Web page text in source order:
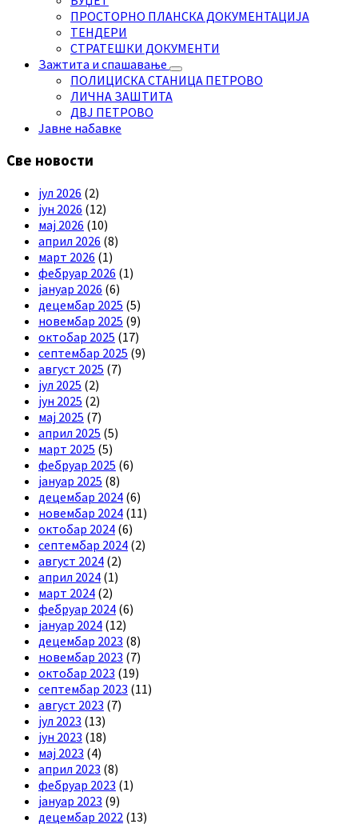
ПРОСТОРНО ПЛАНСКА ДОКУМЕНТАЦИЈА
ТЕНДЕРИ
СТРАТЕШКИ ДОКУМЕНТИ
Зажтита и спашавање
ПОЛИЦИСКА СТАНИЦА ПЕТРОВО
ЛИЧНА ЗАШТИТА
ДВЈ ПЕТРОВО
Јавне набавке
Све новости
јул 2026 (2)
јун 2026 (12)
мај 2026 (10)
април 2026 (8)
март 2026 (1)
фебруар 2026 (1)
јануар 2026 (6)
децембар 2025 (5)
новембар 2025 (9)
октобар 2025 (17)
септембар 2025 (9)
август 2025 (7)
јул 2025 (2)
јун 2025 (2)
мај 2025 (7)
април 2025 (5)
март 2025 (5)
фебруар 2025 (6)
јануар 2025 (8)
децембар 2024 (6)
новембар 2024 (11)
октобар 2024 (6)
септембар 2024 (2)
август 2024 (2)
април 2024 (1)
март 2024 (2)
фебруар 2024 (6)
јануар 2024 (12)
децембар 2023 (8)
новембар 2023 (7)
октобар 2023 (19)
септембар 2023 (11)
август 2023 (7)
јул 2023 (13)
јун 2023 (18)
мај 2023 (4)
април 2023 (8)
фебруар 2023 (1)
јануар 2023 (9)
децембар 2022 (13)